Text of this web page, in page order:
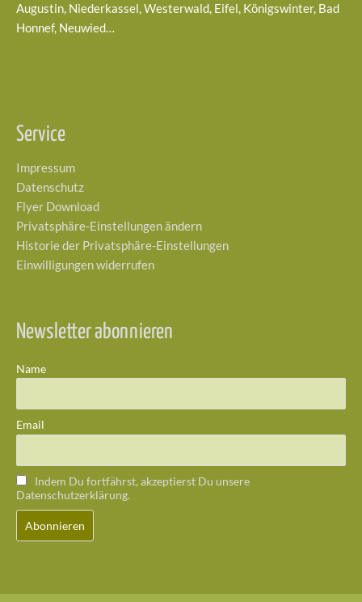
Augustin, Niederkassel, Westerwald, Eifel, Königswinter, Bad
Honnef, Neuwied…
Service
Impressum
Datenschutz
Flyer Download
Privatsphäre-Einstellungen ändern
Historie der Privatsphäre-Einstellungen
Einwilligungen widerrufen
Newsletter abonnieren
Name
Email
Indem Du fortfährst, akzeptierst Du unsere
Datenschutzerklärung.